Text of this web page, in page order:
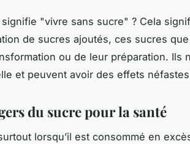
"vivre sans sucre" ? Cela
de sucres ajoutés, ces sucres
ou de leur préparation. Ils
et peuvent avoir des effets
du sucre pour la santé
lorsqu’il est consommé en